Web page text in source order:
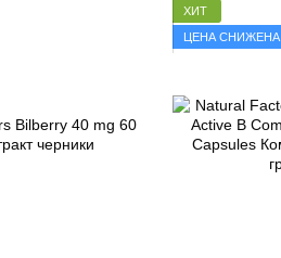
ХИТ
ЦЕНА СНИЖЕНА